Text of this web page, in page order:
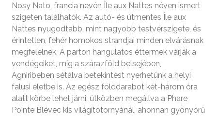
Nosy Nato, francia nevén Île aux Nattes néven ismert
szigeten találhatók. Az autó- és útmentes Île aux
Nattes nyugodtabb, mint nagyobb testvérszigete, és
érintetlen, fehér homokos strandjai minden elvárásnak
megfelelnek. A parton hangulatos éttermek várják a
vendégeiket, míg a szárazföld belsejében,
Agniribeben sétálva betekintést nyerhetünk a helyi
falusi életbe is. Az egész földdarabot két-három óra
alatt körbe lehet járni, útközben megállva a Phare
Pointe Blévec kis világítótornyánál, ahonnan gyönyörű